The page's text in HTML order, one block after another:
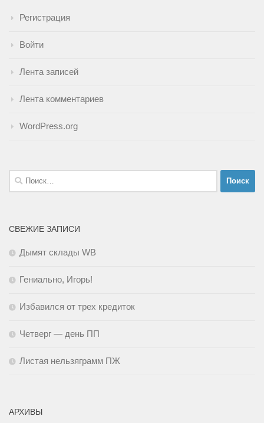
Регистрация
Войти
Лента записей
Лента комментариев
WordPress.org
Найти:
СВЕЖИЕ ЗАПИСИ
Дымят склады WB
Гениально, Игорь!
Избавился от трех кредиток
Четверг — день ПП
Листая нельзяграмм ПЖ
АРХИВЫ